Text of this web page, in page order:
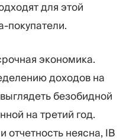
для этой
покупатели.
экономика.
доходов на
безобидной
на третий год.
отчетность неясна, IB